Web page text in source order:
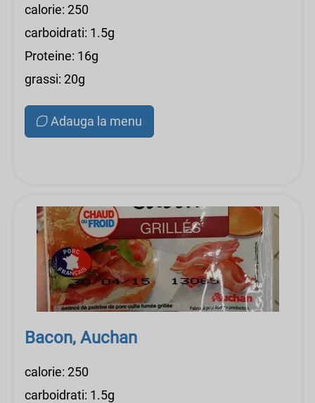
calorie: 250
carboidrati: 1.5g
Proteine: 16g
grassi: 20g
Adauga la menu
Bacon, Auchan
calorie: 250
carboidrati: 1.5g